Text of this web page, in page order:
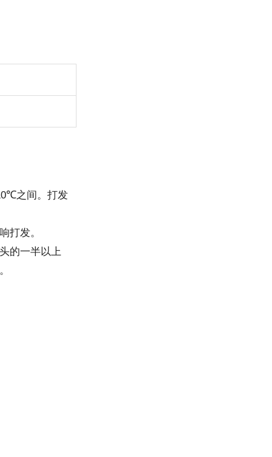
℃之间。打发
打发。
的一半以上